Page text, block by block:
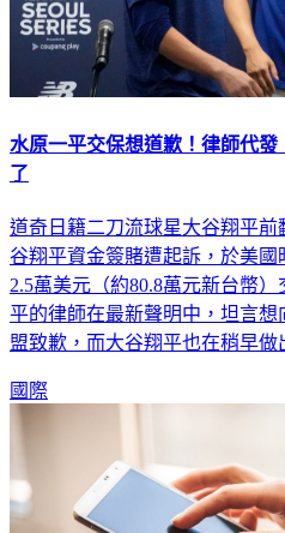
水原一平交保想道歉！律師代
了
道奇日籍二刀流球星大谷翔平
谷翔平資金簽賭遭起訴，於美
2.5萬美元（約80.8萬元新台幣
平的律師在最新聲明中，坦言
盟致歉，而大谷翔平也在稍早做
國際